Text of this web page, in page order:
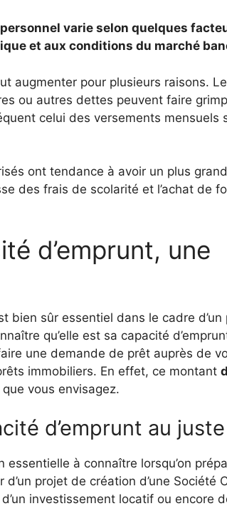
varie selon quelques
et aux conditions du marché
augmenter pour plusieurs raisons.
ou autres dettes peuvent faire
celui des versements mensuels
ont tendance à avoir un plus
des frais de scolarité et l’achat de
d’emprunt, une
bien sûr essentiel dans le cadre d’un
qu’elle est sa capacité
une demande de prêt auprès de
immobiliers. En effet, ce montant
que vous envisagez.
d’emprunt au
essentielle à connaître lorsqu’on
d’un projet de création d’une Société
investissement locatif ou encore